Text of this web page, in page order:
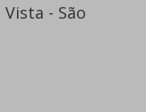
Vista - São